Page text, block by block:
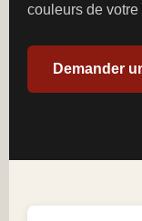
couleurs de
Demander